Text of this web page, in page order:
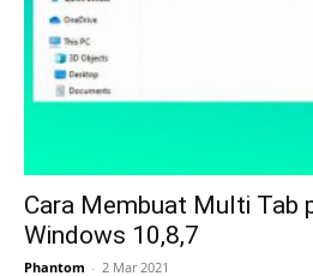
Cara Membuat Multi Tab
Windows 10,8,7
Phantom - 2 Mar 2021